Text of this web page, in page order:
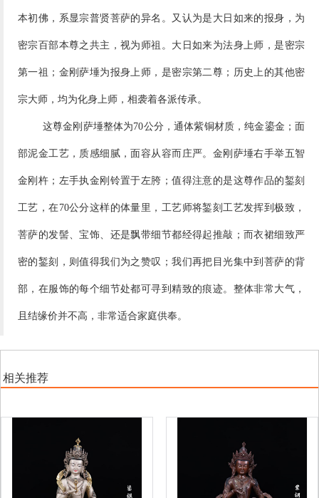
本初佛，系显宗普贤菩萨的异名。又认为是大日如来的报身，为
密宗百部本尊之共主，视为师祖。大日如来为法身上师，是密宗
第一祖；金刚萨埵为报身上师，是密宗第二尊；历史上的其他密
宗大师，均为化身上师，相袭着各派传承。
这尊金刚萨埵整体为70公分，通体紫铜材质，纯金鎏金；面
部泥金工艺，质感细腻，面容从容而庄严。金刚萨埵右手举五智
金刚杵；左手执金刚铃置于左胯；值得注意的是这尊作品的錾刻
工艺，在70公分这样的体量里，工艺师将錾刻工艺发挥到极致，
菩萨的发髻、宝饰、还是飘带细节都经得起推敲；而衣裙细致严
密的錾刻，则值得我们为之赞叹；我们再把目光集中到菩萨的背
部，在服饰的每个细节处都可寻到精致的痕迹。整体非常大气，
且结缘价并不高，非常适合家庭供奉。
相关推荐